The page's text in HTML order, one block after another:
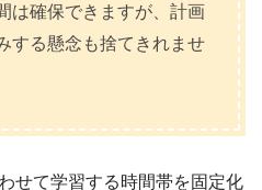
は確保できますが、計画
する懸念も捨てきれませ
せて学習する時間帯を固定化